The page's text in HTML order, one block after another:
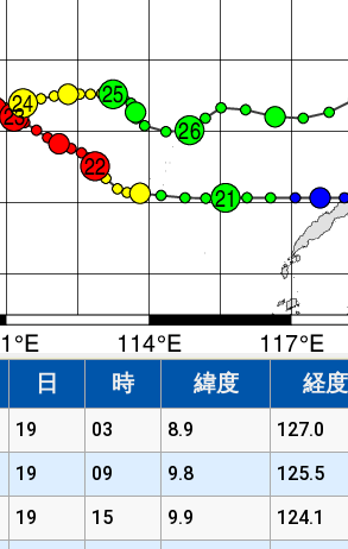
日 時 緯度 経度
19 03 8.9 127.0
19 09 9.8 125.5
19 15 9.9 124.1